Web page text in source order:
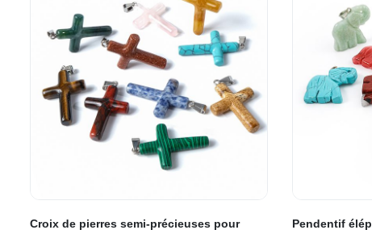
Croix de pierres semi-précieuses pour
Pendentif